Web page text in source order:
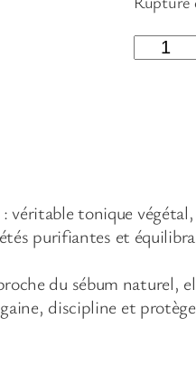
é
d
N
O
véritable tonique
purifiantes et
du sébum naturel,
discipline et